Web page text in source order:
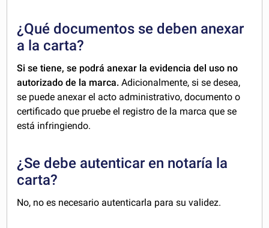
¿Qué documentos se deben anexar
a la carta?
Si se tiene, se podrá anexar la evidencia del uso no
autorizado de la marca.Adicionalmente, si se desea,
se puede anexar el acto administrativo, documento o
certificado que pruebe el registro de la marca que se
está infringiendo.
¿Se debe autenticar en notaría la
carta?
No, no es necesario autenticarla para su validez.